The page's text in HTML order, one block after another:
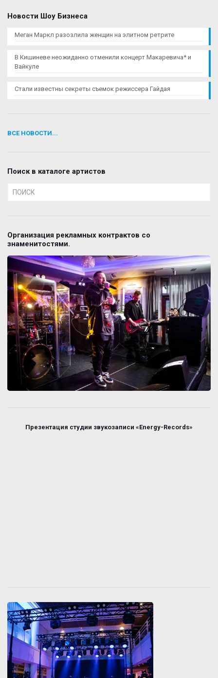
Новости Шоу Бизнеса
Меган Маркл разозлила женщин на элитном ретрите
В Кишиневе неожиданно отменили концерт Макаревича* и
Вайкуле
Стали известны секреты съемок режиссера Гайдая
ВСЕ НОВОСТИ...
Поиск в каталоге артистов
Организация рекламных контрактов со
знаменитостями.
Презентация студии звукозаписи «Energy-Records»